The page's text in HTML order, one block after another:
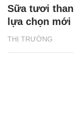
THỊ TRƯỜNG
Sữa tươi
lựa chọn mới